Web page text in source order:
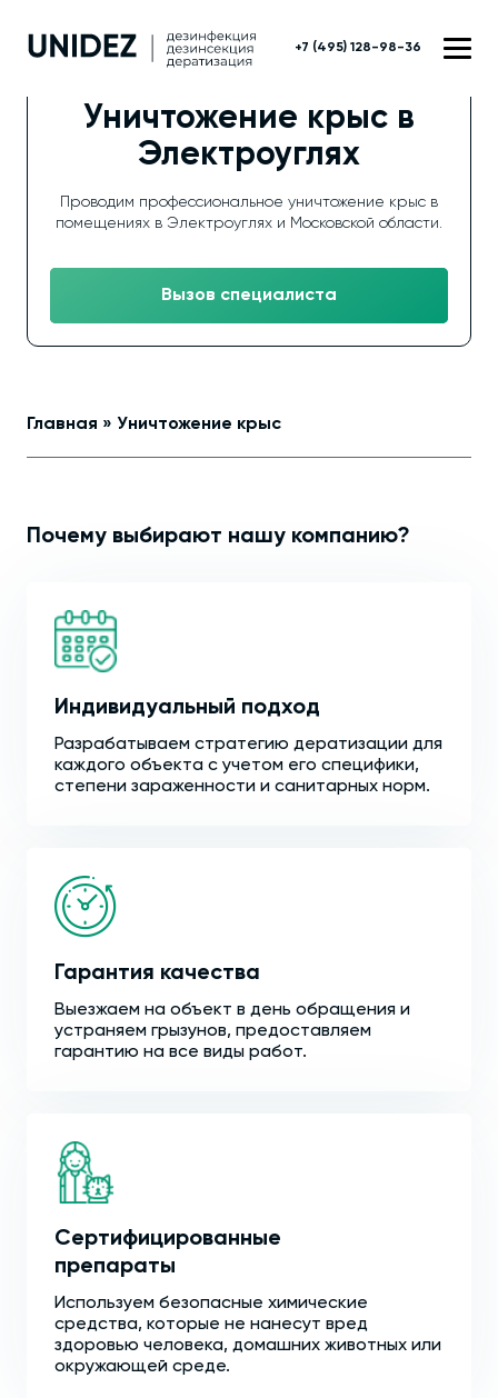
+7 (495) 128-98-36
Уничтожение крыс в
Электроуглях
Проводим профессиональное уничтожение крыс в
помещениях в Электроуглях и Московской области.
Вызов специалиста
Главная » Уничтожение крыс
Почему выбирают нашу компанию?
Индивидуальный подход
Разрабатываем стратегию дератизации для
каждого объекта с учетом его специфики,
степени зараженности и санитарных норм.
Гарантия качества
Выезжаем на объект в день обращения и
устраняем грызунов, предоставляем
гарантию на все виды работ.
Сертифицированные
препараты
Используем безопасные химические
средства, которые не нанесут вред
здоровью человека, домашних животных или
окружающей среде.